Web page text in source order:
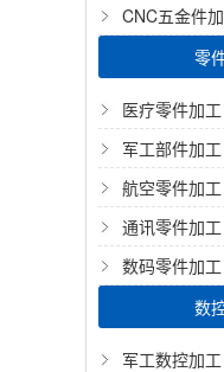
CNC五金件
零
医疗零件加工
军工部件加工
航空零件加工
通讯零件加工
数码零件加工
数
军工数控加工